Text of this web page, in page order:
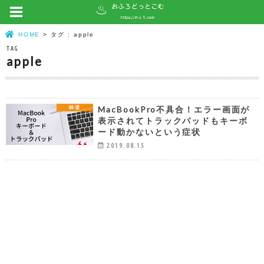
HOME タグ : apple
TAG
apple
銭湯
MacBookPro不具合！エラー画面が
表示されてトラックパッドもキーボ
ード動かないという症状
2019.08.15